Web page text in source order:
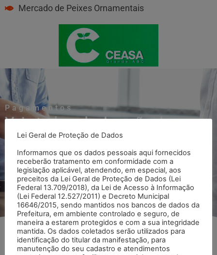
Mercado de Peixes Ornamentais
Pagamentos
Veja toda a declaração de
Pagamentos
Voltar para página Pagamentos
Lei Geral de Proteção de Dados
Informamos que os dados pessoais aqui fornecidos
receberão tratamento em conformidade com a
legislação aplicável, atendendo, em especial, aos
preceitos da Lei Geral de Proteção de Dados (Lei
Federal 13.709/2018), da Lei de Acesso à Informação
(Lei Federal 12.527/2011) e Decreto Municipal
16646/2015, sendo mantidos nos bancos de dados da
Prefeitura, em ambiente controlado e seguro, de
maneira a estarem protegidos e com a sua integridade
mantida. Os dados coletados serão utilizados para
identificação do titular da manifestação, para
manutenção do seu cadastro e atendimentos